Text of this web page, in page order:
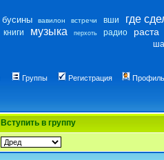
бусины вавилон встречи вши где
книги музыка перхоть радио раста
Группы Регистрация Профиль
Вступить в группу